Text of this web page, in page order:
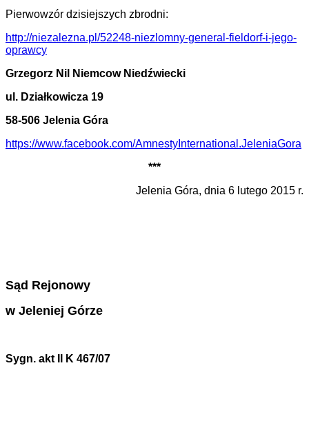
Pierwowzór dzisiejszych zbrodni:
http://niezalezna.pl/52248-niezlomny-general-fieldorf-i-jego-
oprawcy
Grzegorz Nil Niemcow Niedźwiecki
ul. Działkowicza 19
58-506 Jelenia Góra
https://www.facebook.com/AmnestyInternational.JeleniaGora
***
Jelenia Góra, dnia 6 lutego 2015 r.
Sąd Rejonowy
w Jeleniej Górze
Sygn. akt II K 467/07